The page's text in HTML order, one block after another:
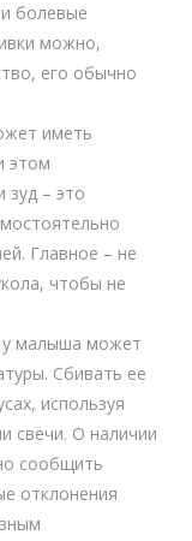
болевые
можно,
его обычно
иметь
этом
зуд – это
Главное – не
чтобы не
у малыша может
Сбивать ее
используя
свечи. О наличии
сообщить
отклонения